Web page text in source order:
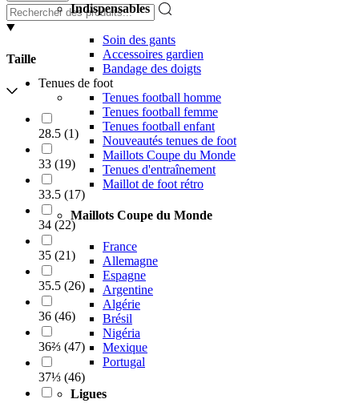
Indispensables
Soin des gants
Accessoires gardien
Bandage des doigts
Tenues de foot
Tenues football homme
Tenues football femme
Tenues football enfant
Nouveautés tenues de foot
Maillots Coupe du Monde
Tenues d'entraînement
Maillot de foot rétro
Maillots Coupe du Monde
France
Allemagne
Espagne
Argentine
Algérie
Brésil
Nigéria
Mexique
Portugal
Ligues
Taille
28.5 (1)
33 (19)
33.5 (17)
34 (22)
35 (21)
35.5 (26)
36 (46)
36⅔ (47)
37⅓ (46)